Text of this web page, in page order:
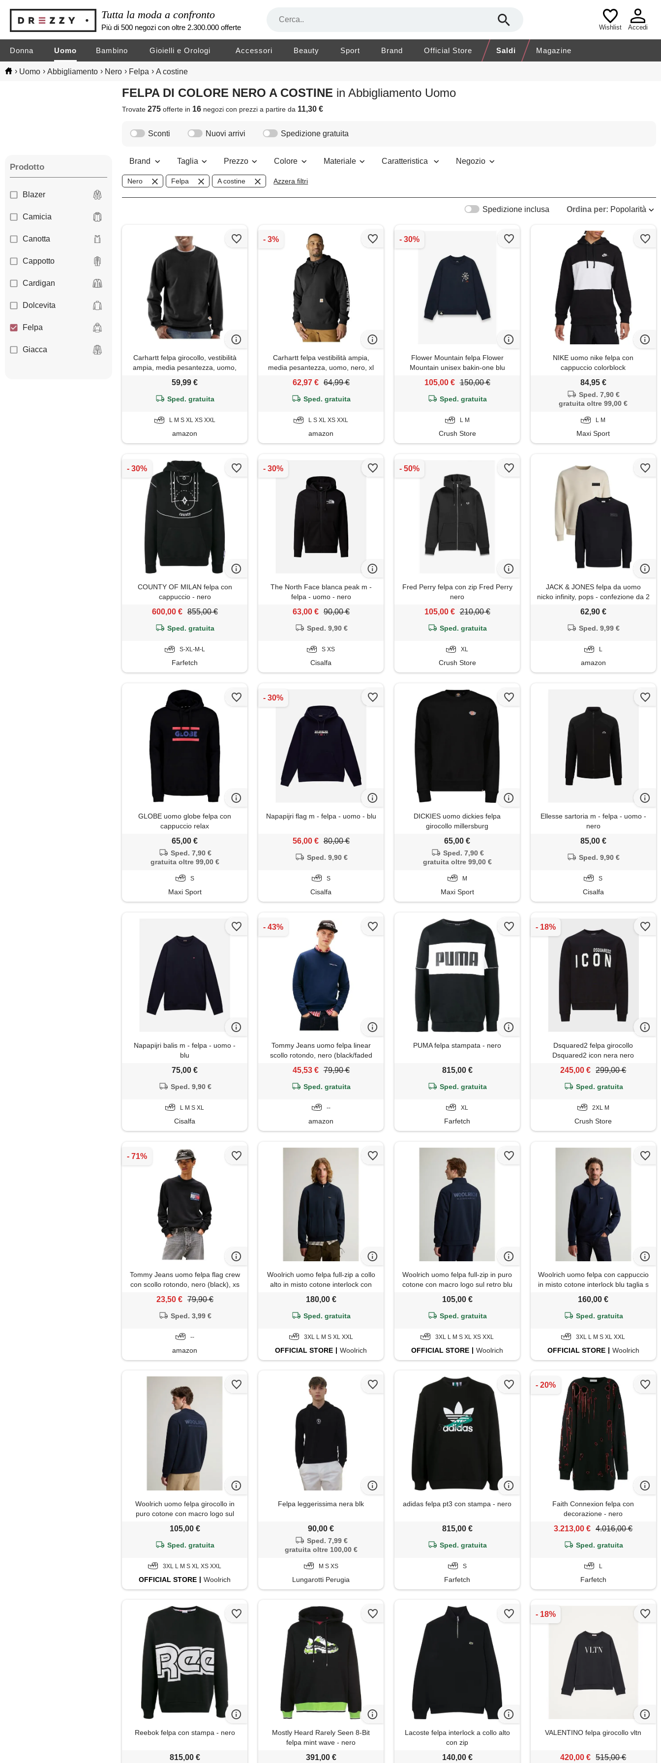
Tutta la moda a confronto
Più di 500 negozi con oltre 2.300.000 offerte Wishlist Accedi
Donna Uomo Bambino Gioielli e Orologi Accessori Beauty Sport Brand Official Store Saldi Magazine
› Uomo › Abbigliamento › Nero › Felpa › A costine
FELPA DI COLORE NERO A COSTINE in Abbigliamento Uomo
Trovate275 offerte in 16 negozicon prezzi a partire da 11,30 €
Prodotto
Blazer
Camicia
Canotta
Cappotto
Cardigan
Dolcevita
Felpa
Giacca
Sconti Nuovi arrivi Spedizione gratuita
Brand Taglia Prezzo Colore Materiale Caratteristica Negozio
Nero Felpa A costine Azzera filtri
Ordina per: Popolarità
Spedizione inclusa
Carhartt felpa girocollo, vestibilità
ampia, media pesantezza, uomo,
nero, xxl
59,99 €
Sped. gratuita
L M S XL XS XXL
amazon
Carhartt felpa vestibilità ampia,
media pesantezza, uomo, nero, xl
62,97 € 64,99 €
Sped. gratuita
L S XL XS XXL
amazon
Flower Mountain felpa Flower
Mountain unisex bakin-one blu
105,00 € 150,00 €
Sped. gratuita
L M
Crush Store
NIKE uomo nike felpa con
cappuccio colorblock
84,95 €
Sped. 7,90 €
gratuita oltre 99,00 €
L M
Maxi Sport
COUNTY OF MILAN felpa con
cappuccio - nero
600,00 € 855,00 €
Sped. gratuita
S-XL-M-L
Farfetch
The North Face blanca peak m -
felpa - uomo - nero
63,00 € 90,00 €
Sped. 9,90 €
S XS
Cisalfa
Fred Perry felpa con zip Fred Perry
nero
105,00 € 210,00 €
Sped. gratuita
XL
Crush Store
JACK & JONES felpa da uomo
nicko infinity, pops - confezione da 2
pezzi, l
62,90 €
Sped. 9,99 €
L
amazon
GLOBE uomo globe felpa con
cappuccio relax
65,00 €
Sped. 7,90 €
gratuita oltre 99,00 €
S
Maxi Sport
Napapijri flag m - felpa - uomo - blu
56,00 € 80,00 €
Sped. 9,90 €
S
Cisalfa
DICKIES uomo dickies felpa
girocollo millersburg
65,00 €
Sped. 7,90 €
gratuita oltre 99,00 €
M
Maxi Sport
Ellesse sartoria m - felpa - uomo -
nero
85,00 €
Sped. 9,90 €
S
Cisalfa
Napapijri balis m - felpa - uomo -
blu
75,00 €
Sped. 9,90 €
L M S XL
Cisalfa
Tommy Jeans uomo felpa linear
scollo rotondo, nero (black/faded
45,53 € 79,90 €
Sped. gratuita
--
amazon
PUMA felpa stampata - nero
815,00 €
Sped. gratuita
XL
Farfetch
Dsquared2 felpa girocollo
Dsquared2 icon nera nero
245,00 € 299,00 €
Sped. gratuita
2XL M
Crush Store
Tommy Jeans uomo felpa flag crew
con scollo rotondo, nero (black), xs
23,50 € 79,90 €
Sped. 3,99 €
--
amazon
Woolrich uomo felpa full-zip a collo
alto in misto cotone interlock con
180,00 €
Sped. gratuita
3XL L M S XL XXL
OFFICIAL STORE Woolrich
Woolrich uomo felpa full-zip in puro
cotone con macro logo sul retro blu
105,00 €
Sped. gratuita
3XL L M S XL XS XXL
OFFICIAL STORE Woolrich
Woolrich uomo felpa con cappuccio
in misto cotone interlock blu taglia s
160,00 €
Sped. gratuita
3XL L M S XL XXL
OFFICIAL STORE Woolrich
Woolrich uomo felpa girocollo in
puro cotone con macro logo sul
105,00 €
Sped. gratuita
3XL L M S XL XS XXL
OFFICIAL STORE Woolrich
Felpa leggerissima nera blk
90,00 €
Sped. 7,99 €
gratuita oltre 100,00 €
M S XS
Lungarotti Perugia
adidas felpa pt3 con stampa - nero
815,00 €
Sped. gratuita
S
Farfetch
Faith Connexion felpa con
decorazione - nero
3.213,00 € 4.016,00 €
Sped. gratuita
L
Farfetch
Reebok felpa con stampa - nero
815,00 €
Mostly Heard Rarely Seen 8-Bit
felpa mint wave - nero
391,00 €
Lacoste felpa interlock a collo alto
con zip
140,00 €
VALENTINO felpa girocollo vltn
420,00 € 515,00 €